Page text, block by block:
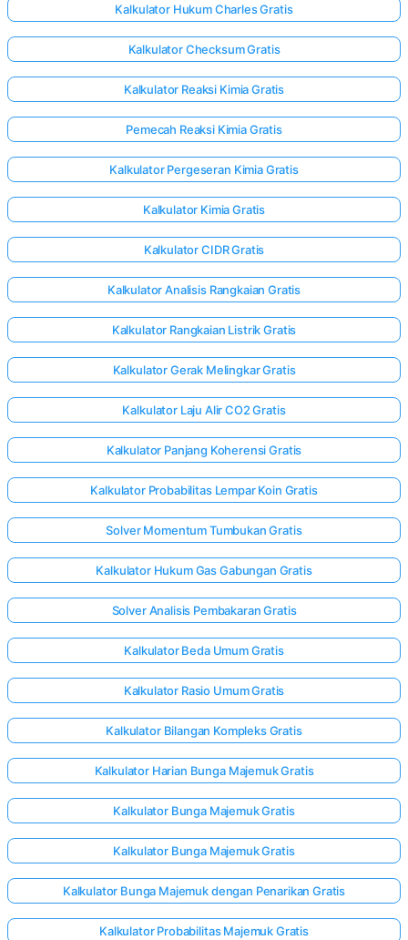
Kalkulator Hukum Charles Gratis
Kalkulator Checksum Gratis
Kalkulator Reaksi Kimia Gratis
Pemecah Reaksi Kimia Gratis
Kalkulator Pergeseran Kimia Gratis
Kalkulator Kimia Gratis
Kalkulator CIDR Gratis
Kalkulator Analisis Rangkaian Gratis
Kalkulator Rangkaian Listrik Gratis
Kalkulator Gerak Melingkar Gratis
Kalkulator Laju Alir CO2 Gratis
Kalkulator Panjang Koherensi Gratis
Kalkulator Probabilitas Lempar Koin Gratis
Solver Momentum Tumbukan Gratis
Kalkulator Hukum Gas Gabungan Gratis
Solver Analisis Pembakaran Gratis
Kalkulator Beda Umum Gratis
Kalkulator Rasio Umum Gratis
Kalkulator Bilangan Kompleks Gratis
Kalkulator Harian Bunga Majemuk Gratis
Kalkulator Bunga Majemuk Gratis
Kalkulator Bunga Majemuk Gratis
Kalkulator Bunga Majemuk dengan Penarikan Gratis
Kalkulator Probabilitas Majemuk Gratis